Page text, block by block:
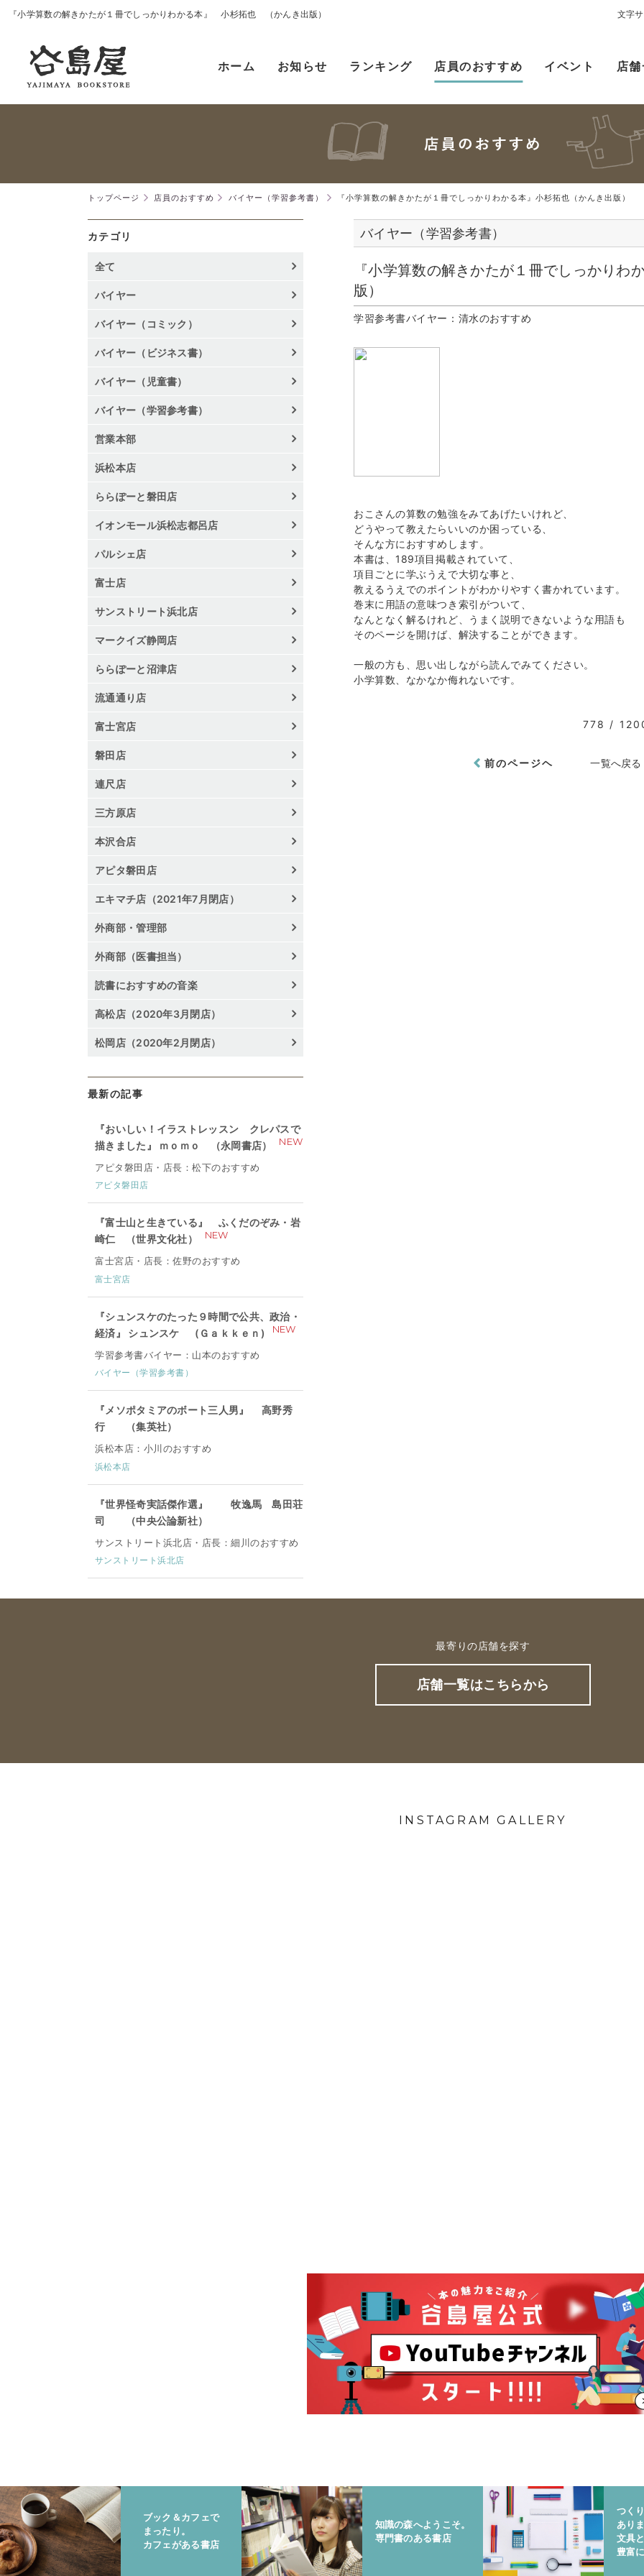
『小学算数の解きかたが１冊でしっかりわかる本』 小杉拓也 （かんき出版） 文字
ホーム お知らせ ランキング 店員のおすすめ イベント 店
トップページ 店員のおすすめ バイヤー（学習参考書） 『小学算数の解きかたが１冊でしっかりわかる本』小杉拓也（かんき出版）
バイヤー（学習参考書）
『小学算数の解きかたが１冊でしっかり
版）
学習参考書バイヤー：清水のおすすめ
おこさんの算数の勉強をみてあげたいけれど、
どうやって教えたらいいのか困っている、
そんな方におすすめします。
本書は、189項目掲載されていて、
項目ごとに学ぶうえで大切な事と、
教えるうえでのポイントがわかりやすく書かれています。
巻末に用語の意味つき索引がついて、
なんとなく解るけれど、うまく説明できないような用語も
そのページを開けば、解決することができます。
一般の方も、思い出しながら読んでみてください。
小学算数、なかなか侮れないです。
778 /
前のページヘ 一覧へ戻る
カテゴリ
全て
バイヤー
バイヤー（コミック）
バイヤー（ビジネス書）
バイヤー（児童書）
バイヤー（学習参考書）
営業本部
浜松本店
ららぽーと磐田店
イオンモール浜松志都呂店
パルシェ店
富士店
サンストリート浜北店
マークイズ静岡店
ららぽーと沼津店
流通通り店
富士宮店
磐田店
連尺店
三方原店
本沢合店
アピタ磐田店
エキマチ店（2021年7月閉店）
外商部・管理部
外商部（医書担当）
読書におすすめの音楽
高松店（2020年3月閉店）
松岡店（2020年2月閉店）
最新の記事
『おいしい！イラストレッスン クレパスで
描きました』 ｍｏｍｏ （永岡書店）
NEW
アピタ磐田店・店長：松下のおすすめ
アピタ磐田店
『富士山と生きている』 ふくだのぞみ・岩
崎仁 （世界文化社）
NEW
富士宮店・店長：佐野のおすすめ
富士宮店
『シュンスケのたった９時間で公共、政治・
経済』 シュンスケ (Ｇａｋｋｅｎ)
NEW
学習参考書バイヤー：山本のおすすめ
バイヤー（学習参考書）
『メソポタミアのボート三人男』 高野秀
行 （集英社）
浜松本店：小川のおすすめ
浜松本店
『世界怪奇実話傑作選』 牧逸馬 島田荘
司 （中央公論新社）
サンストリート浜北店・店長：細川のおすすめ
サンストリート浜北店
最寄りの店舗を探す
店舗一覧はこちらから
INSTAGRAM GALLERY
ブック＆カフェで
まったり。
カフェがある書店
知識の森へようこそ。
専門書のある書店
つく
ありま
文具
豊富